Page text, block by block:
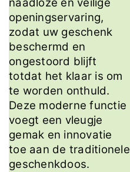
naadloze en veilige
openingservaring,
zodat uw geschenk
beschermd en
ongestoord blijft
totdat het klaar is om
te worden onthuld.
Deze moderne functie
voegt een vleugje
gemak en innovatie
toe aan de traditionele
geschenkdoos.